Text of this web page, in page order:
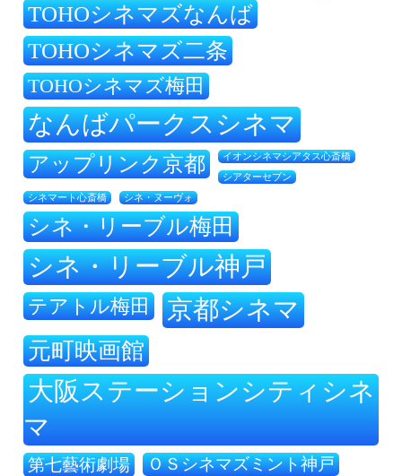
TOHOシネマズなんば
TOHOシネマズ二条
TOHOシネマズ梅田
なんばパークスシネマ
アップリンク京都 イオンシネマシアタス心斎橋
シアターセブン
シネマート心斎橋 シネ・ヌーヴォ
シネ・リーブル梅田
シネ・リーブル神戸
テアトル梅田 京都シネマ
元町映画館
大阪ステーションシティシネ
マ
第七藝術劇場 ＯＳシネマズミント神戸